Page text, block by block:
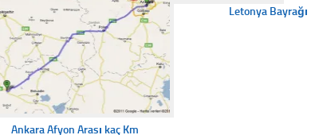
Ankara Afyon Arası kaç Km
Letonya Bayrağı